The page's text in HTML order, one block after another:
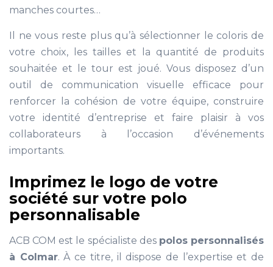
manches courtes…
Il ne vous reste plus qu’à sélectionner le coloris de
votre choix, les tailles et la quantité de produits
souhaitée et le tour est joué. Vous disposez d’un
outil de communication visuelle efficace pour
renforcer la cohésion de votre équipe, construire
votre identité d’entreprise et faire plaisir à vos
collaborateurs à l’occasion d’événements
importants.
Imprimez le logo de votre
société sur votre polo
personnalisable
ACB COM est le spécialiste des polos personnalisés
à Colmar. À ce titre, il dispose de l’expertise et de